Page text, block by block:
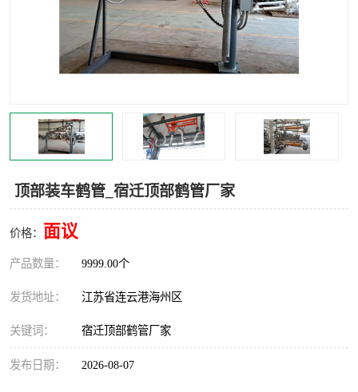
顶部装车鹤管_宿迁顶部鹤管厂家
价格： 面议
产品数量： 9999.00个
发货地址： 江苏省连云港海州区
关键词： 宿迁顶部鹤管厂家
发布日期： 2026-08-07
紧急脱离干式接头 火车鹤管
汽车鹤管 顶部鹤管
浮动出油装置 鹤管